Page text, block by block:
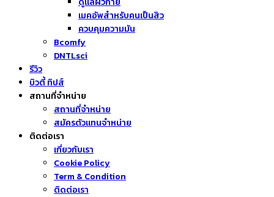
เมคอัพสำหรับคนเป็นสิว
ควบคุมความมัน
Bcomfy
DNTLsci
รีวิว
บิวตี้ ทิปส์
สถานที่จำหน่าย
สถานที่จำหน่าย
สมัครตัวแทนจำหน่าย
ติดต่อเรา
เกี่ยวกับเรา
Cookie Policy
Term & Condition
ติดต่อเรา